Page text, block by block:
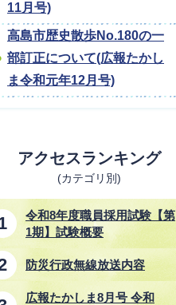
11月号)
高島市歴史散歩No.180の一
部訂正について(広報たかし
ま令和元年12月号)
アクセスランキング
(カテゴリ別)
令和8年度職員採用試験【第
1期】試験概要
防災行政無線放送内容
広報たかしま8月号 令和